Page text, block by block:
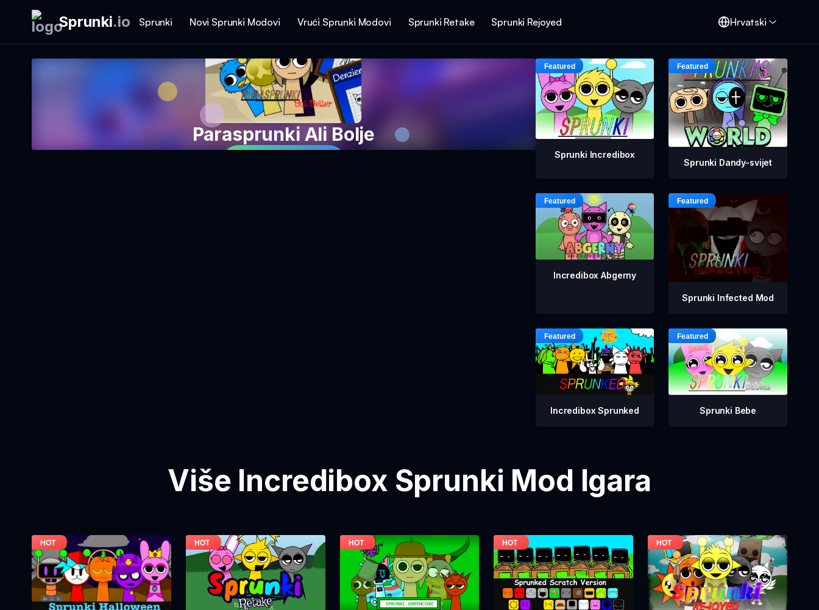
Sprunki.io Sprunki Novi Sprunki Modovi Vrući Sprunki Modovi Sprunki Retake Sprunki Rejoyed Hrvatski
Parasprunki Ali Bolje
Sprunki Incredibox
Sprunki Dandy-svijet
Incredibox Abgerny
Sprunki Infected Mod
Incredibox Sprunked Sprunki Bebe
Više Incredibox Sprunki Mod Igara